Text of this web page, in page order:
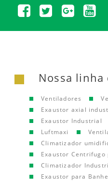
Nossa linha
Ventiladores
Exaustor axial
Exaustor Industrial
Luftmaxi
Climatizador
Exaustor Centrifugo
Climatizador
Exaustor para